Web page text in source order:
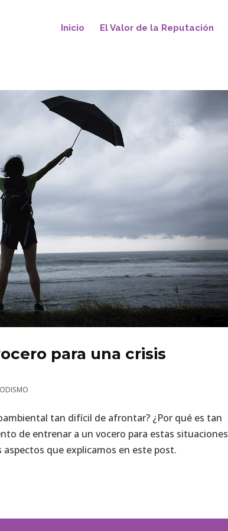
Inicio El Valor de la Reputación
para una crisis
tan difícil de afrontar? ¿Por qué es tan
de entrenar a un vocero para estas situaciones
que explicamos en este post.